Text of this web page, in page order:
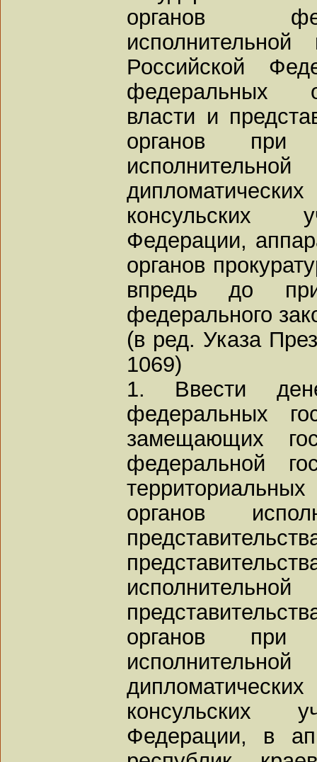
органов
исполнительной
Российской
федеральных
власти и
органов при
консульских
Федерации,
органов
впредь до
федерального
(в ред. Указа
1069)
1. Ввести
федеральных
замещающих
федеральной
органов
органов при
консульских
Федерации, в